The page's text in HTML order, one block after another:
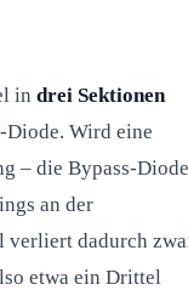
in drei Sektionen
Diode. Wird eine
– die Bypass-Diode
an der
verliert dadurch
etwa ein Drittel